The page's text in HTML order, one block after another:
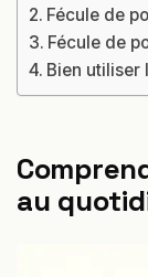
Fécule de
Fécule de
Bien utiliser
au